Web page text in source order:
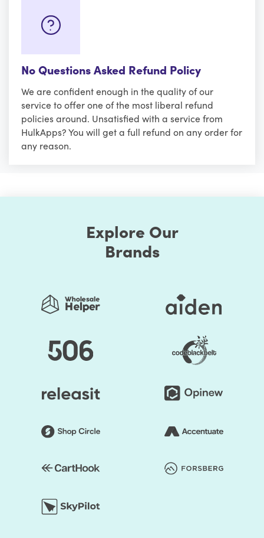
No Questions Asked Refund Policy
We are confident enough in the quality of our
service to offer one of the most liberal refund
policies around. Unsatisfied with a service from
HulkApps? You will get a full refund on any order for
any reason.
Explore Our
Brands